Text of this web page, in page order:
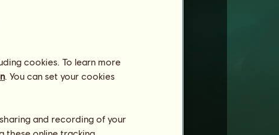
Pferde bei einem
zu bringen.
cookies. To learn more
. You can set your cookies
and recording of your
these online tracking